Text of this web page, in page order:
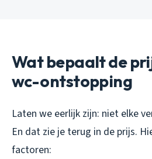
Wat bepaalt de
wc-ontstopping
Laten we eerlijk zijn: niet elke
En dat zie je terug in de prijs.
factoren: